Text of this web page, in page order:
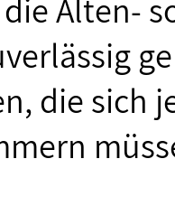
Alten-
die sich